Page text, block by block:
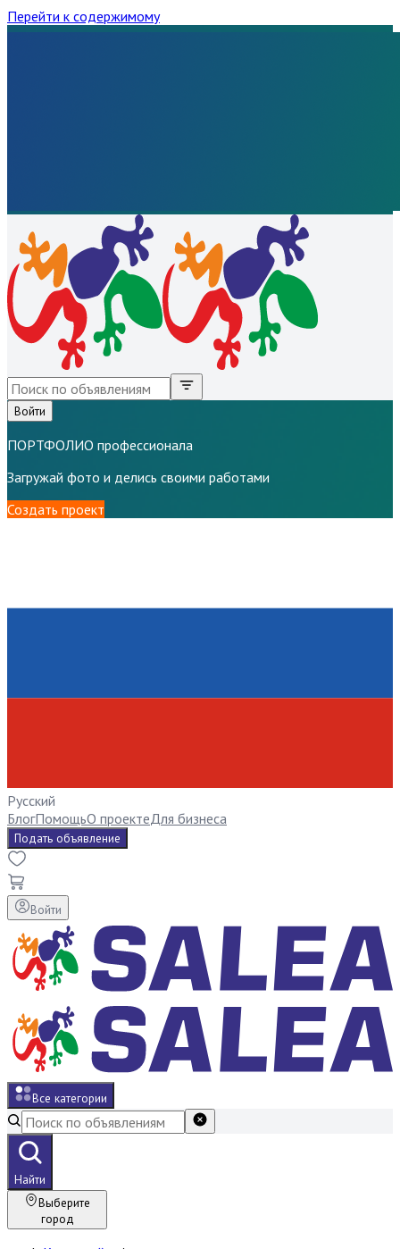
Перейти к содержимому
Войти
ПОРТФОЛИО профессионала
Загружай фото и делись своими работами
Создать проект
Русский
БлогПомощьО проектеДля бизнеса
Подать объявление
Войти
Все категории
Найти
Выберите
город